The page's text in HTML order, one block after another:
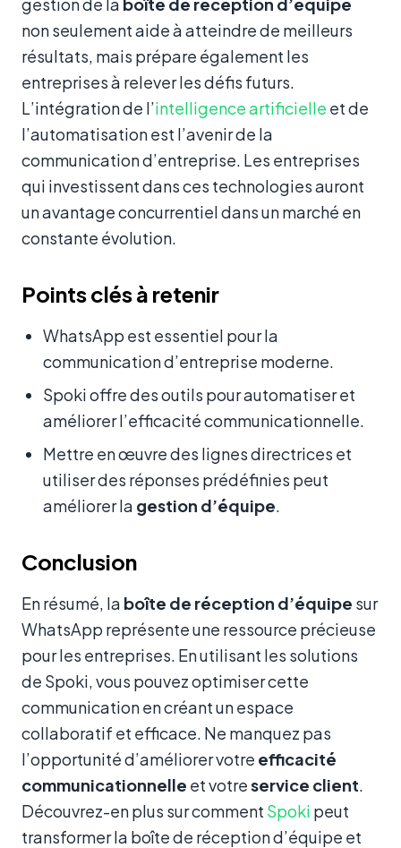
non seulement aide à atteindre de meilleurs
résultats, mais prépare également les
entreprises à relever les défis futurs.
L’intégration de l’intelligence artificielle et de
l’automatisation est l’avenir de la
communication d’entreprise. Les entreprises
qui investissent dans ces technologies auront
un avantage concurrentiel dans un marché en
constante évolution.
Points clés à retenir
WhatsApp est essentiel pour la
communication d’entreprise moderne.
Spoki offre des outils pour automatiser et
améliorer l’efficacité communicationnelle.
Mettre en œuvre des lignes directrices et
utiliser des réponses prédéfinies peut
améliorer la gestion d’équipe.
Conclusion
En résumé, la boîte de réception d’équipe sur
WhatsApp représente une ressource précieuse
pour les entreprises. En utilisant les solutions
de Spoki, vous pouvez optimiser cette
communication en créant un espace
collaboratif et efficace. Ne manquez pas
l’opportunité d’améliorer votre efficacité
communicationnelle et votreservice client.
Découvrez-en plus sur comment Spoki peut
transformer la boîte de réception d’équipe et